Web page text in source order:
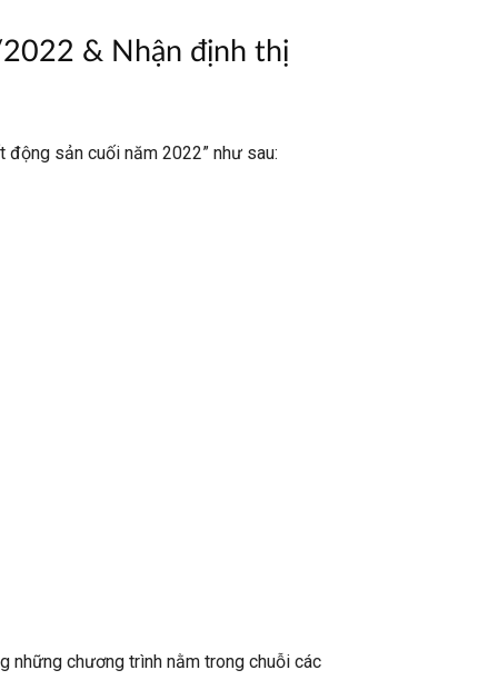
& Nhận định thị
sản cuối năm 2022” như sau:
những chương trình nằm trong chuỗi các